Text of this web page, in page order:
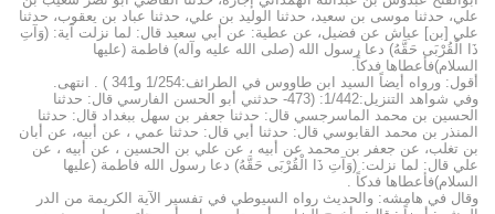
علي، حدثنا موسى بن سعيد، حدثنا الوليد بن علي، حدثنا عباد بن يعقوب، حدثنا
علي [بن] عياش عن فضيل، عن عطية: عن أبي سعيد قال: لما نزلت آية: (وَآتِ
ذَا الْقُرْبَى حَقَّهُ) دعا رسول الله (صلى الله عليه وآله) فاطمة (عليها
السلام)فأعطاها فدكاً.
أقول: ورواه أيضاً السيد ابن طاووس في الطرائف:1/254 و341 ) . انتهى.
وفي شواهد التنزيل:1/442: (473- حدثني أبو الحسن الفارسي قال: حدثنا
الحسين بن محمد الماسرجسي قال: حدثنا جعفر بن سهل ببغداد قال: حدثنا
المنذر بن محمد القابوسي قال: حدثنا أبي قال: حدثنا عمي ، عن أبيه، عن أبان
بن تغلب، عن جعفر بن محمد عن أبيه ، عن علي بن الحسين ، عن أبيه ، عن
علي قال: لما نزلت: (وَآتِ ذَا الْقُرْبَى حَقَّهُ) دعا رسول الله فاطمة (عليها
السلام)فأعطاها فدكاً .
وقال في هامشه: والحديث رواه السيوطي في تفسير الآية الكريمة من الدر